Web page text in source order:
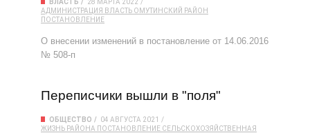
ВЛАСТЬ
28 МАРТА 2022
АДМИНИСТРАЦИЯ ВЛАСТЬ ОМУТИНСКИЙ РАЙОН
ПОСТАНОВЛЕНИЕ
О внесении изменений в постановление от 14.06.2016
№ 508-п
Переписчики вышли в "поля"
ОБЩЕСТВО
04 АВГУСТА 2021
ЖИЗНЬ РАЙОНА ПОСТАНОВЛЕНИЕ СЕЛЬСКОХОЗЯЙСТВЕННАЯ